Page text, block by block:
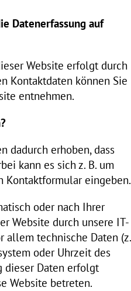
Datenerfassung auf
Website erfolgt durch
Kontaktdaten können Sie
entnehmen.
dadurch erhoben, dass
kann es sich z. B. um
Kontaktformular eingeben.
oder nach Ihrer
Website durch unsere IT-
allem technische Daten (z.
oder Uhrzeit des
dieser Daten erfolgt
Website betreten.